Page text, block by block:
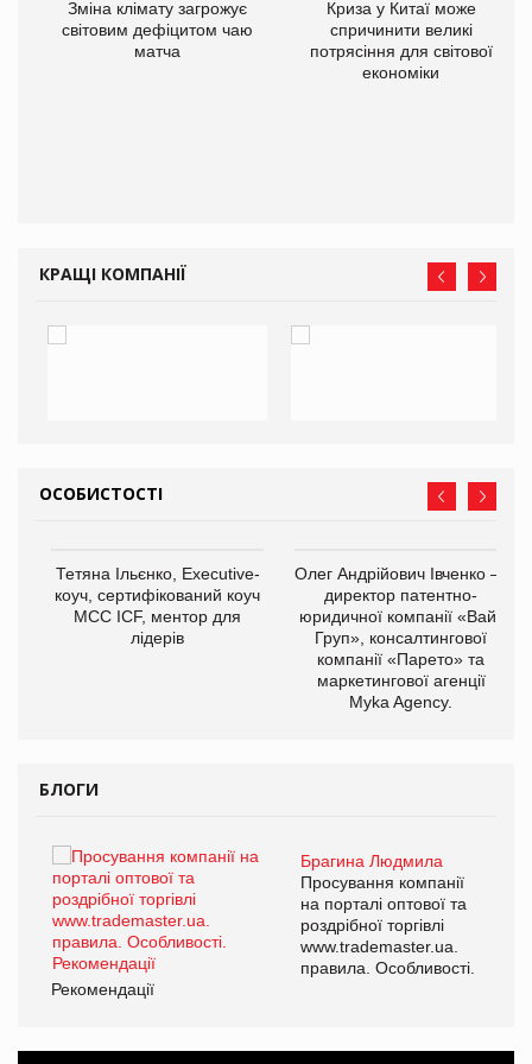
Зміна клімату загрожує
світовим дефіцитом чаю
матча
Криза у Китаї може
спричинити великі
потрясіння для світової
економіки
КРАЩІ КОМПАНІЇ
ОСОБИСТОСТІ
Тетяна Ільєнко, Executive-
коуч, сертифікований коуч
МСС ICF, ментор для
лідерів
Олег Андрійович Івченко —
директор патентно-
юридичної компанії «Вайз
Груп», консалтингової
компанії «Парето» та
маркетингової агенції
Myka Agency.
БЛОГИ
Брагина Людмила
Просування компанії
на порталі оптової та
роздрібної торгівлі
www.trademaster.ua.
правила. Особливості.
Рекомендації